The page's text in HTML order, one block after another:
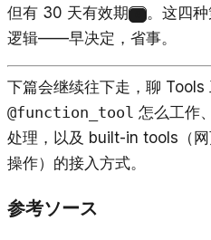
但有 30 天有效期
。这四
逻辑——早决定，省事。
下篇会继续往下走，聊
@function_tool 怎么工作
处理，以及 built-in tools（
操作）的接入方式。
参考ソース